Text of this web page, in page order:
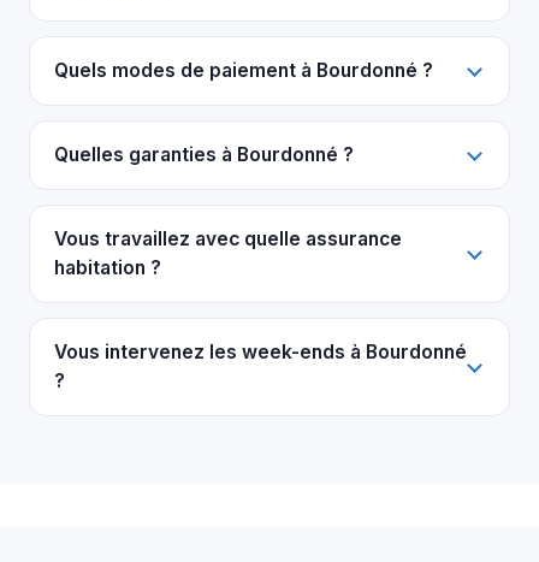
Quels modes de paiement à Bourdonné ?
Quelles garanties à Bourdonné ?
Vous travaillez avec quelle assurance
habitation ?
Vous intervenez les week-ends à Bourdonné
?